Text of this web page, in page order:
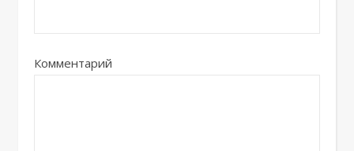
Комментарий